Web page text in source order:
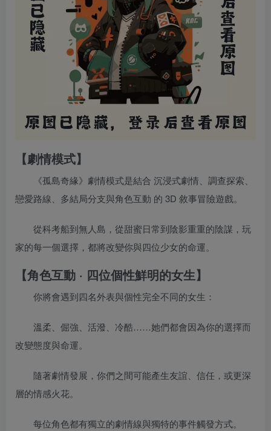
【劇情模式】
《孤島奇緣》劇情模式是結合 沉浸式劇情、調查探索、
戀愛路線、多結局分支與角色互動 的 3D 敘事冒險遊戲。
從科考船到無人島，從甜蜜日常到陰影重重的陰謀，玩
家的每一個選擇，都將改變你與四位少女的命運。
【角色互動 · 四位個性鮮明的女生】
你將會遇到四名外表與個性完全不同的女生：
溫柔、倔強、活潑、冷酷……她們都會因為你的選擇而
改變態度與命運。
隨著劇情發展，你們之間可能產生友誼、信任，或更深
層的情感火花。
每位角色都有獨立的劇情線與獨特的事件觸發方式。